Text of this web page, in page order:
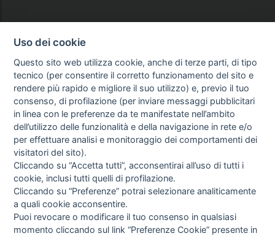
Uso dei cookie
Questo sito web utilizza cookie, anche di terze parti, di tipo
tecnico (per consentire il corretto funzionamento del sito e
rendere più rapido e migliore il suo utilizzo) e, previo il tuo
consenso, di profilazione (per inviare messaggi pubblicitari
in linea con le preferenze da te manifestate nell’ambito
dell’utilizzo delle funzionalità e della navigazione in rete e/o
per effettuare analisi e monitoraggio dei comportamenti dei
visitatori del sito).
Cliccando su “Accetta tutti”, acconsentirai all’uso di tutti i
cookie, inclusi tutti quelli di profilazione.
Cliccando su “Preferenze” potrai selezionare analiticamente
a quali cookie acconsentire.
Puoi revocare o modificare il tuo consenso in qualsiasi
momento cliccando sul link “Preferenze Cookie” presente in